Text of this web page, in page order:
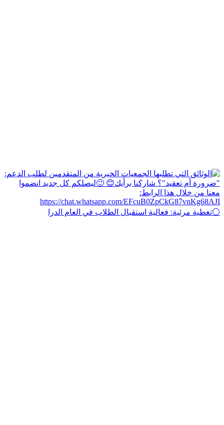
⚪تغطية مرئية: فعالية استقبال الطلاب في العام الدرا